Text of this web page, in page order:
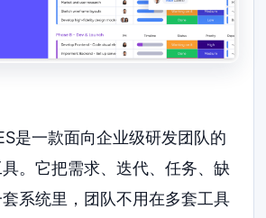
是一款面向企业级研发团队的
。它把需求、迭代、任务、缺
系统里，团队不用在多套工具